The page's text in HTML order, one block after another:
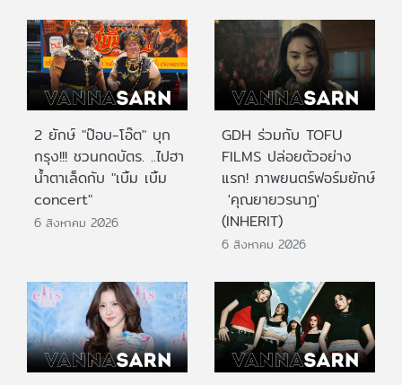
2 ยักษ์ "ป๊อบ-โอ๊ต" บุก
กรุง!!! ชวนกดบัตร. ..ไปฮา
น้ำตาเล็ดกับ "เบิ้ม เบิ้ม
concert"
6 สิงหาคม 2026
GDH ร่วมกับ TOFU
FILMS ปล่อยตัวอย่าง
แรก! ภาพยนตร์ฟอร์มยักษ์
'คุณยายวรนาฏ'
(INHERIT)
6 สิงหาคม 2026